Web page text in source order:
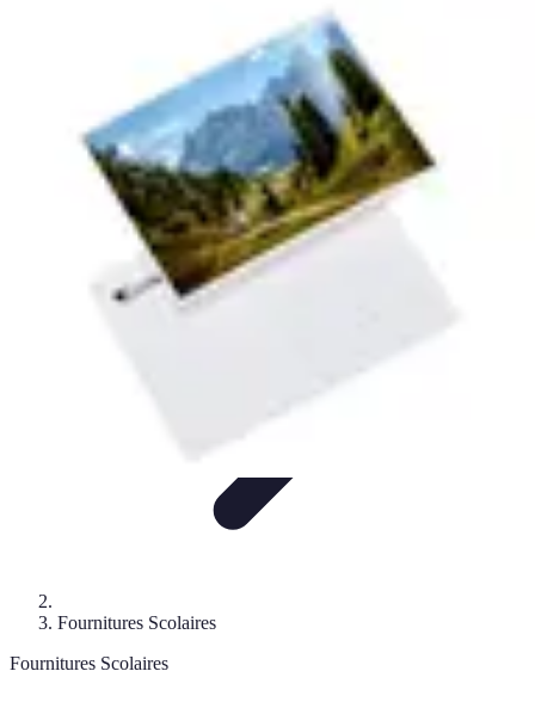
OrganisationFournitures
Bureau
Top Fournitures
Fournitures Scolaires
Fournitures Scolaires